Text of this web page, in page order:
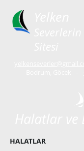
HALATLAR